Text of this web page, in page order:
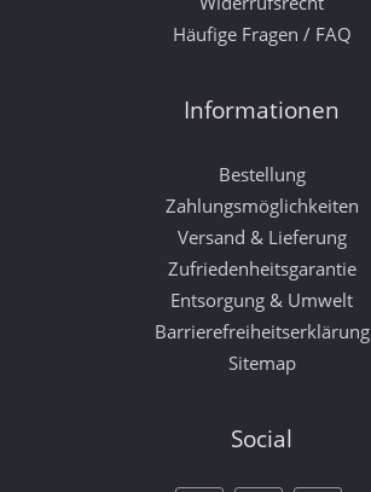
Häufige Fragen / FAQ
Informationen
Bestellung
Zahlungsmöglichkeiten
Versand & Lieferung
Zufriedenheitsgarantie
Entsorgung & Umwelt
Barrierefreiheitserklärung
Sitemap
Social